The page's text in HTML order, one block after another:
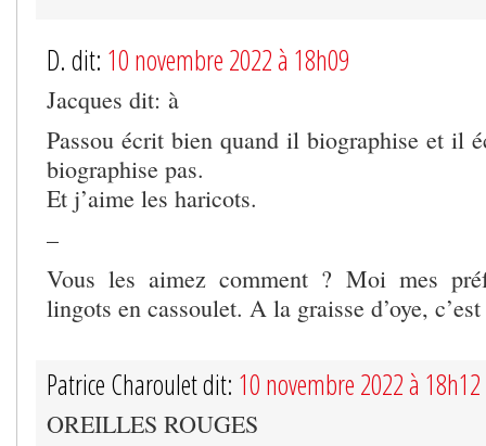
D. dit: 10 novembre 2022 à 18h09
Jacques dit: à
Passou écrit bien quand il biographise et il
biographise pas.
Et j’aime les haricots.
–
Vous les aimez comment ? Moi mes
lingots en cassoulet. A la graisse d’oye,
Patrice Charoulet dit: 10 novembre 2022 à 18h12
OREILLES ROUGES